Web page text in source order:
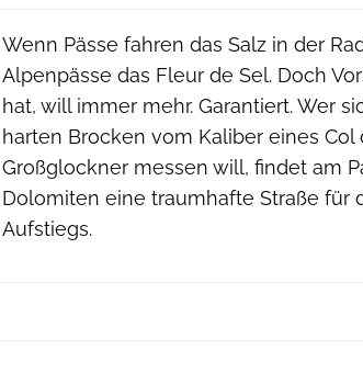
Wenn Pässe fahren das Salz in der
Alpenpässe das Fleur de Sel. Doch
hat, will immer mehr. Garantiert. Wer
harten Brocken vom Kaliber eines Col
Großglockner messen will, findet am
Dolomiten eine traumhafte Straße für
Aufstiegs.